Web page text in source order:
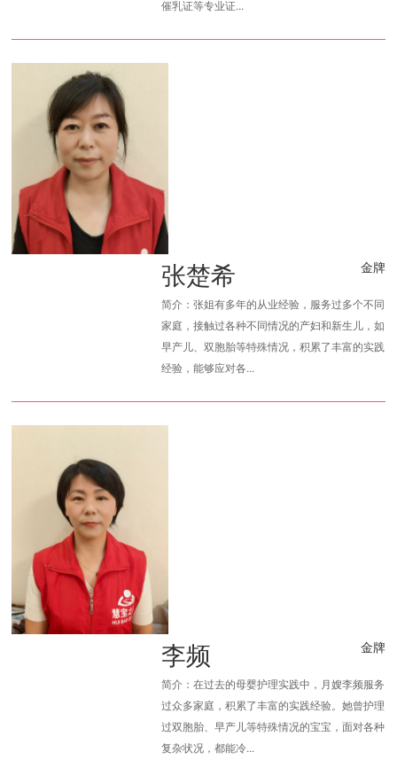
催乳证等专业证...
张楚希 金牌
简介：张姐有多年的从业经验，服务过多个不同
家庭，接触过各种不同情况的产妇和新生儿，如
早产儿、双胞胎等特殊情况，积累了丰富的实践
经验，能够应对各...
李频 金牌
简介：在过去的母婴护理实践中，月嫂李频服务
过众多家庭，积累了丰富的实践经验。她曾护理
过双胞胎、早产儿等特殊情况的宝宝，面对各种
复杂状况，都能冷...